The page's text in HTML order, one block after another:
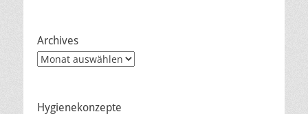
Archives
Archives
Hygienekonzepte